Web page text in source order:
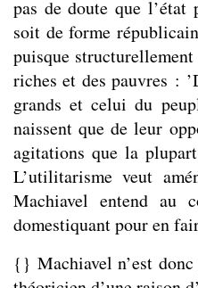
pas de doute que
soit de forme
puisque
riches et des pauvres :
grands et celui du
naissent que de leur
agitations que la
L’utilitarisme veut
Machiavel entend au
domestiquant pour en
{} Machiavel n’est